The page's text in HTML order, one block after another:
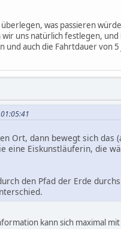
was passieren
uns natürlich festlegen,
und auch die Fahrtdauer von
Ort, dann bewegt sich
eine Eiskunstläuferin, die
den Pfad der Erde
kann sich maximal